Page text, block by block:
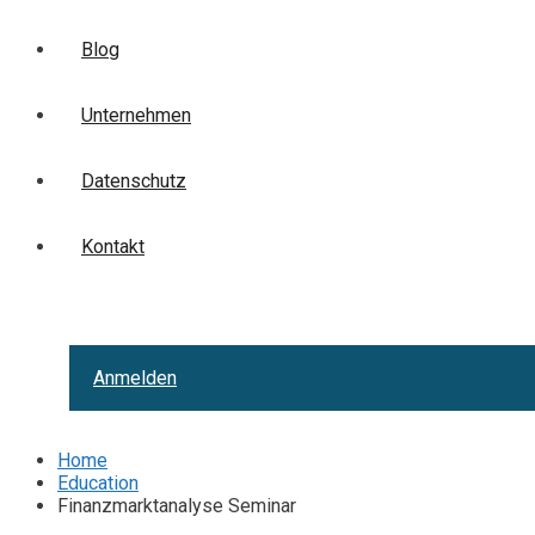
Blog
Unternehmen
Datenschutz
Kontakt
Anmelden
Home
Education
Finanzmarktanalyse Seminar